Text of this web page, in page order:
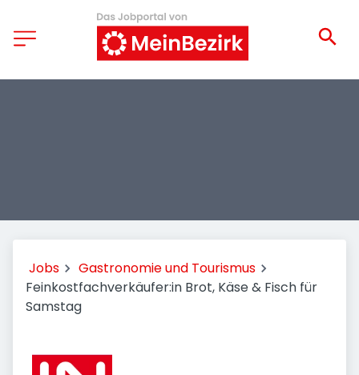
Jobs
Gastronomie und Tourismus
Feinkostfachverkäufer:in Brot, Käse & Fisch für
Samstag